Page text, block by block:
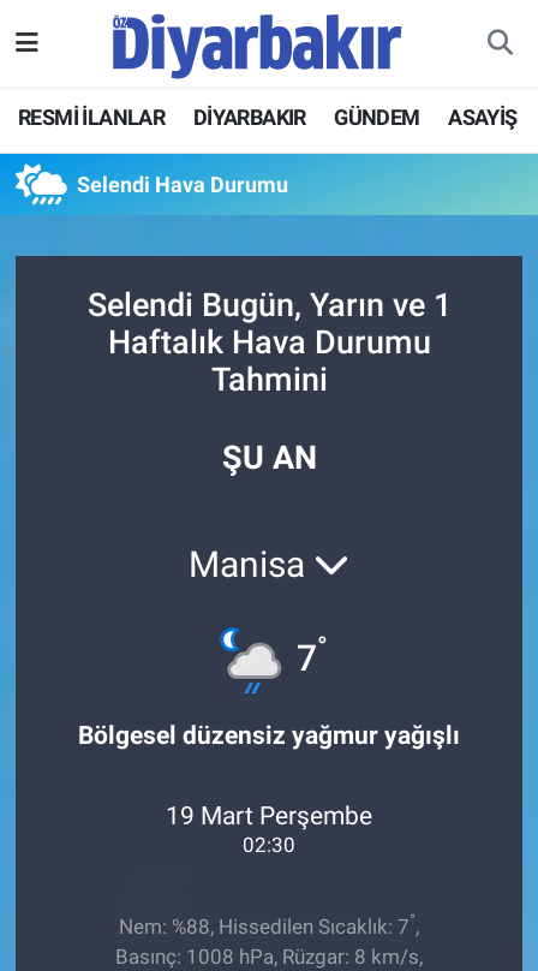
RESMİ İLANLAR DİYARBAKIR GÜNDEM ASAYİŞ
Selendi Hava Durumu
Selendi Bugün, Yarın ve 1
Haftalık Hava Durumu
Tahmini
ŞU AN
Manisa
7°
Bölgesel düzensiz yağmur yağışlı
19 Mart Perşembe
02:30
Nem: %88, Hissedilen Sıcaklık: 7°,
Basınç: 1008 hPa, Rüzgar: 8 km/s,
ASAYİŞ
DİYARBAKIR
GÜNDEM
Hava Durumu
Namaz Vakitleri
Süper Lig Puan Durumu ve Fikstür
Son Dakika Haberleri